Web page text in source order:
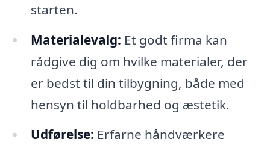
starten.
Materialevalg: Et godt firma kan
rådgive dig om hvilke materialer, der
er bedst til din tilbygning, både med
hensyn til holdbarhed og æstetik.
Udførelse: Erfarne håndværkere